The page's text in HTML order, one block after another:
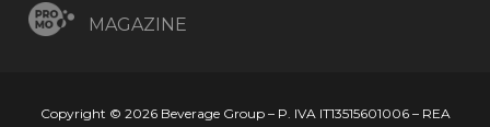
MAGAZINE
Copyright © 2026 Beverage Group – P. IVA IT13515601006 – REA